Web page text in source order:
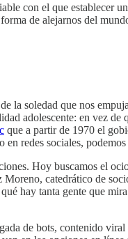
con el que establecer
de alejarnos del
la soledad que nos
adolescente: en vez de
que a partir de 1970 el
en redes sociales,
Hoy buscamos el
Moreno, catedrático de
hay tanta gente que
de bots, contenido